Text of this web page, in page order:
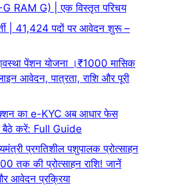
G RAM G) | एक विस्तृत परिचय
| 41,424 पदों पर आवेदन शुरू –
पेंशन योजना ।₹1000 मासिक
आवेदन, पात्रता, राशि और पूरी
का e-KYC अब आधार फेस
बैठे करें: Full Guide
प्रगतिशील पशुपालक प्रोत्साहन
तक की प्रोत्साहन राशि! जानें
आवेदन प्रक्रिया